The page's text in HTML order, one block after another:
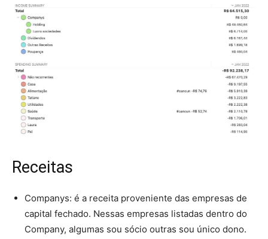
Receitas
Companys: é a receita proveniente das empresas de
capital fechado. Nessas empresas listadas dentro do
Company, algumas sou sócio outras sou único dono.